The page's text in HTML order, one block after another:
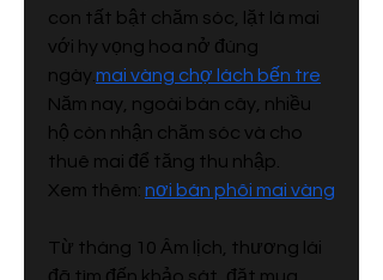
con tất bật chăm sóc, lặt lá mai
với hy vọng hoa nở đúng
ngày. mai vàng chợ lách bến tre
Năm nay, ngoài bán cây, nhiều
hộ còn nhận chăm sóc và cho
thuê mai để tăng thu nhập.
Xem thêm: nơi bán phôi mai vàng
Từ tháng 10 Âm lịch, thương lái